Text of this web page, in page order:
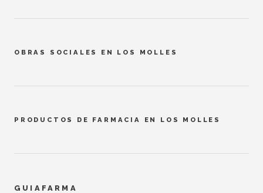
OBRAS SOCIALES EN LOS MOLLES
PRODUCTOS DE FARMACIA EN LOS MOLLES
GUIAFARMA